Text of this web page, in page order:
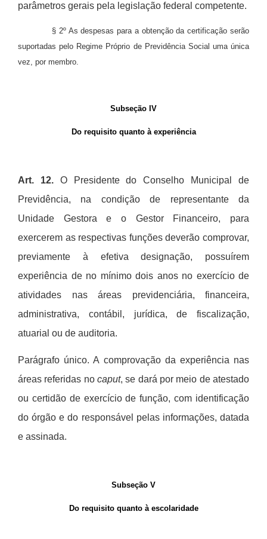
parâmetros gerais pela legislação federal competente.
§ 2º As despesas para a obtenção da certificação serão
suportadas pelo Regime Próprio de Previdência Social uma única
vez, por membro.
Subseção IV
Do requisito quanto à experiência
Art. 12.O Presidente do Conselho Municipal de
Previdência, na condição de representante da
Unidade Gestora e o Gestor Financeiro, para
exercerem as respectivas funções deverão comprovar,
previamente à efetiva designação, possuírem
experiência de no mínimo dois anos no exercício de
atividades nas áreas previdenciária, financeira,
administrativa, contábil, jurídica, de fiscalização,
atuarial ou de auditoria.
Parágrafo único. A comprovação da experiência nas
áreas referidas no caput, se dará por meio de atestado
ou certidão de exercício de função, com identificação
doórgão e do responsável pelas informações, datada
e assinada.
Subseção V
Do requisito quanto à escolaridade